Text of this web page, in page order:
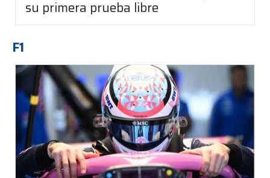
su primera prueba libre
F1